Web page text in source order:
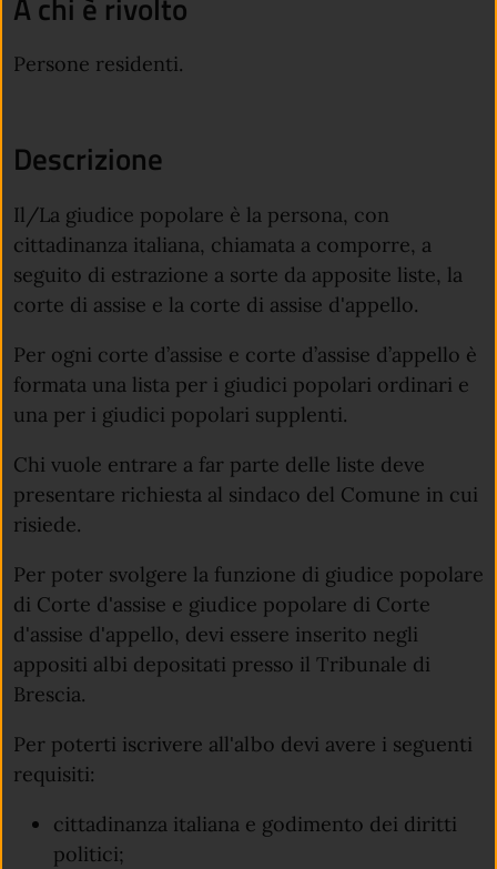
Persone residenti.
Descrizione
Il/La giudice popolare è la persona, con
cittadinanza italiana, chiamata a comporre, a
seguito di estrazione a sorte da apposite liste, la
corte di assise e la corte di assise d'appello.
Per ogni corte d’assise e corte d’assise d’appello è
formata una lista per i giudici popolari ordinari e
una per i giudici popolari supplenti.
Chi vuole entrare a far parte delle liste deve
presentare richiesta al sindaco del Comune in cui
risiede.
Per poter svolgere la funzione di giudice popolare
di Corte d'assise e giudice popolare di Corte
d'assise d'appello, devi essere inserito negli
appositi albi depositati presso il Tribunale di
Brescia.
Per poterti iscrivere all'albo devi avere i seguenti
requisiti:
cittadinanza italiana e godimento dei diritti
politici;